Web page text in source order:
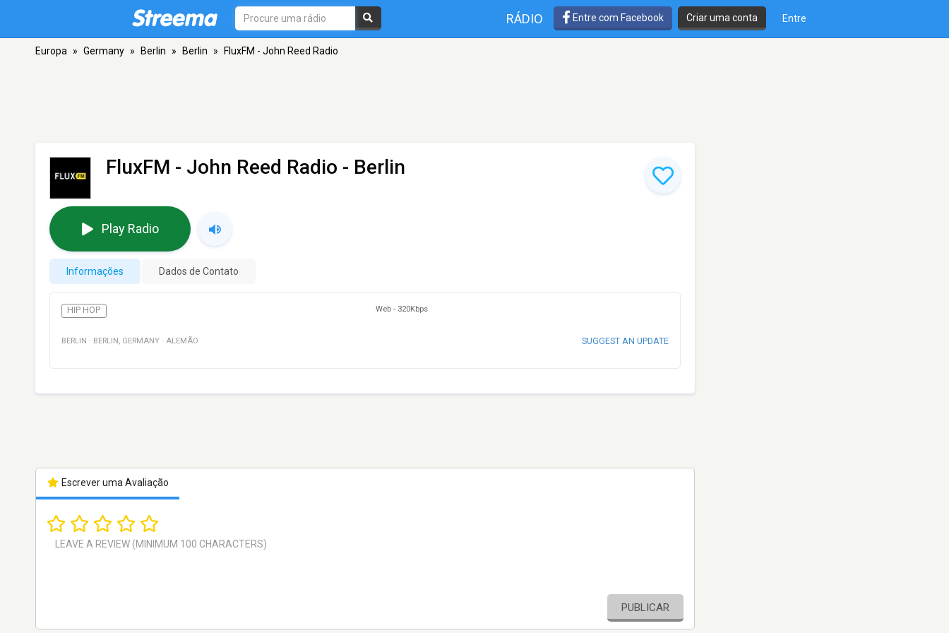
RÁDIO Entre com Facebook Criar uma conta Entre
Europa » Germany » Berlin » Berlin » FluxFM - John Reed Radio
FluxFM - John Reed Radio - Berlin
Play Radio
Informações Dados de Contato
HIP HOP Web - 320Kbps
BERLIN · BERLIN , GERMANY · ALEMÃO SUGGEST AN UPDATE
Escrever uma Avaliação
PUBLICAR